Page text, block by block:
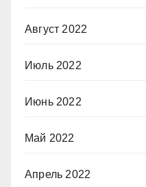
Август 2022
Июль 2022
Июнь 2022
Май 2022
Апрель 2022